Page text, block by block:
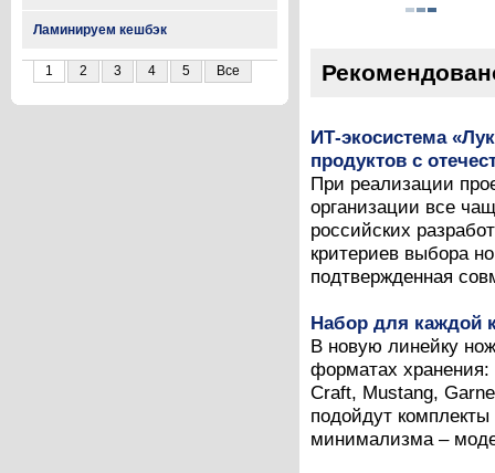
Ламинируем кешбэк
1 2 3 4 5 Все
ИТ-экосистема
продуктов с
При реализации
организации все
российских
критериев выбора
подтвержденная
Набор для каждой
В новую линейку
форматах хранения:
Craft, Mustang,
подойдут
минимализма –